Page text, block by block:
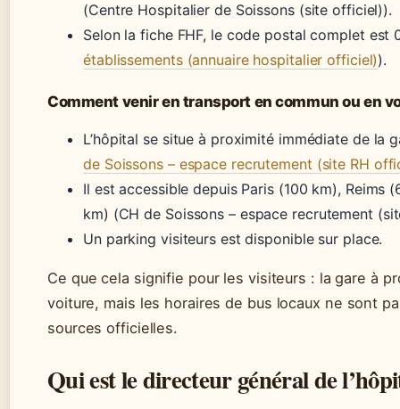
(Centre Hospitalier de Soissons (site officiel)).
Selon la fiche FHF, le code postal complet est
établissements (annuaire hospitalier officiel)).
Comment venir en transport en commun ou en
L’hôpital se situe à proximité immédiate de la
de Soissons – espace recrutement (site RH
Il est accessible depuis Paris (100 km), Reims
km) (CH de Soissons – espace recrutement
Un parking visiteurs est disponible sur place.
Ce que cela signifie pour les visiteurs : la gare à
voiture, mais les horaires de bus locaux ne sont
sources officielles.
Qui est le directeur général de